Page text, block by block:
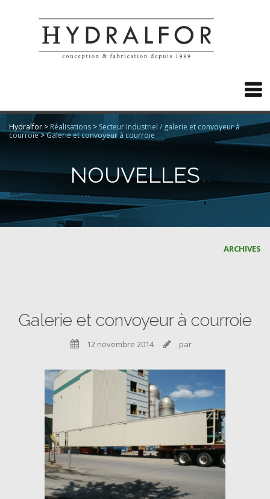

Hydralfor >Réalisations > Secteur Industriel / galerie et convoyeur à
courroie>Galerie et convoyeur à courroie
NOUVELLES
ARCHIVES
Galerie et convoyeur à courroie
 12 novembre 2014  par